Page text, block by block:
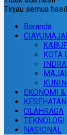
Tinjau semua hasil
Beranda
KOTA
EKONOMI
KESEHATAN
OLAHRAGA
TEKNOLOGI
NASIONAL